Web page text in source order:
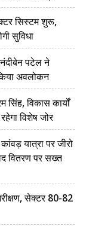
सिस्टम शुरू,
सुविधा
पटेल ने
अवलोकन
विकास कार्यों
विशेष जोर
यात्रा पर जीरो
वितरण पर सख्त
सेक्टर 80-82